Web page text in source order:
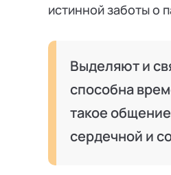
истинной заботы о
Выделяют и
способна
такое
сердечной и